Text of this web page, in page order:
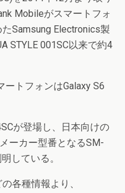
Mobileがスマートフォ
Samsung Electronics製
STYLE 001SC以来で約4
トフォンはGalaxy S6
が登場し、日本向けの
ーカー型番となるSM-
している。
各種情報より、